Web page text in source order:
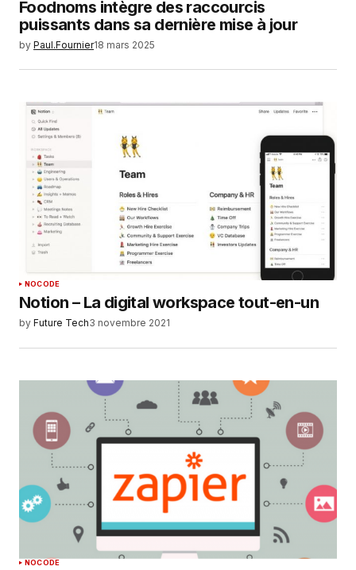
Foodnoms intègre des raccourcis
puissants dans sa dernière mise à jour
by Paul.Fournier18 mars 2025
NOCODE
Notion – La digital workspace tout-en-un
by Future Tech3 novembre 2021
NOCODE